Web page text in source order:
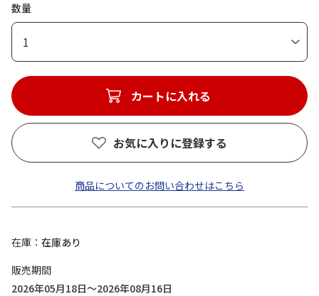
数量
1
カートに入れる
お気に入りに登録する
商品についてのお問い合わせはこちら
在庫
在庫あり
販売期間
2026年05月18日～2026年08月16日